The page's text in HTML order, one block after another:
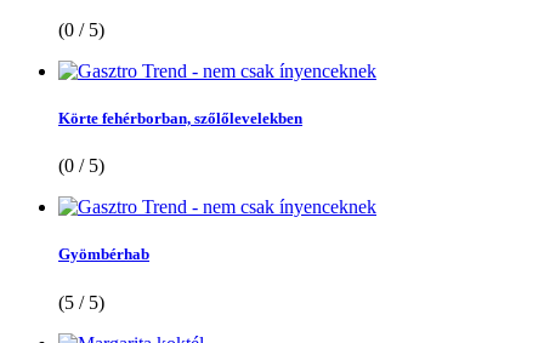
(0 / 5)
Körte fehérborban, szőlőlevelekben
(0 / 5)
Gyömbérhab
(5 / 5)